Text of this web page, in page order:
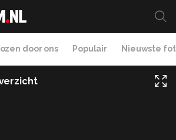
door ons Populair Nieuwste